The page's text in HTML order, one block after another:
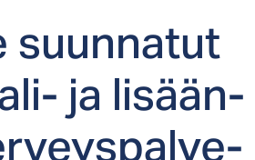
suun­na­tut
ja li­sään­